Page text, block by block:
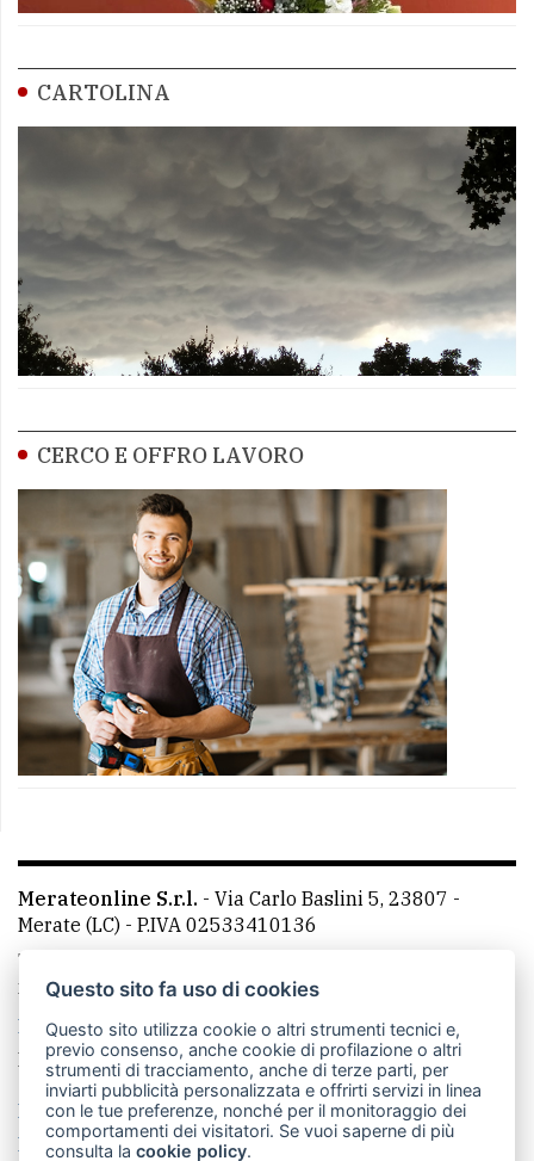
CARTOLINA
CERCO E OFFRO LAVORO
Merateonline S.r.l. - Via Carlo Baslini 5, 23807 -
Merate (LC) - P.IVA 02533410136
Telefono:
mail: redazione@merateonline.it
La redazione
CasateOnline LeccoOnline
RSS
Made by VIP
Privacy policy
Cookie policy
Rivedi le tue scelte sui cookie
Questo sito fa uso di cookies
Questo sito utilizza cookie o altri strumenti tecnici e,
previo consenso, anche cookie di profilazione o altri
strumenti di tracciamento, anche di terze parti, per
inviarti pubblicità personalizzata e offrirti servizi in linea
con le tue preferenze, nonché per il monitoraggio dei
comportamenti dei visitatori. Se vuoi saperne di più
consulta lacookie policy.